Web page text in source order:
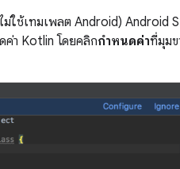
ใช้เทมเพลต Android) Android
า Kotlin โดยคลิกกําหนดค่าที่มุมข